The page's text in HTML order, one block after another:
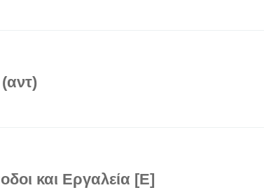
και Εργαλεία [Ε]